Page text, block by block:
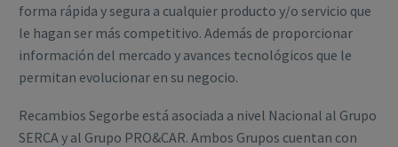
forma rápida y segura a cualquier producto y/o servicio que
le hagan ser más competitivo. Además de proporcionar
información del mercado y avances tecnológicos que le
permitan evolucionar en su negocio.
Recambios Segorbe está asociada a nivel Nacional al Grupo
SERCA y al Grupo PRO&CAR. Ambos Grupos cuentan con